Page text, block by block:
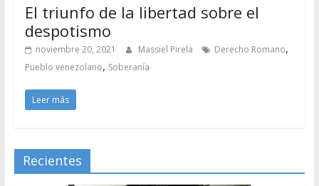
El triunfo de la libertad sobre el
despotismo
noviembre 20, 2021 Massiel Pirela Derecho Romano,
Pueblo venezolano, Soberanía
Leer más
Recientes